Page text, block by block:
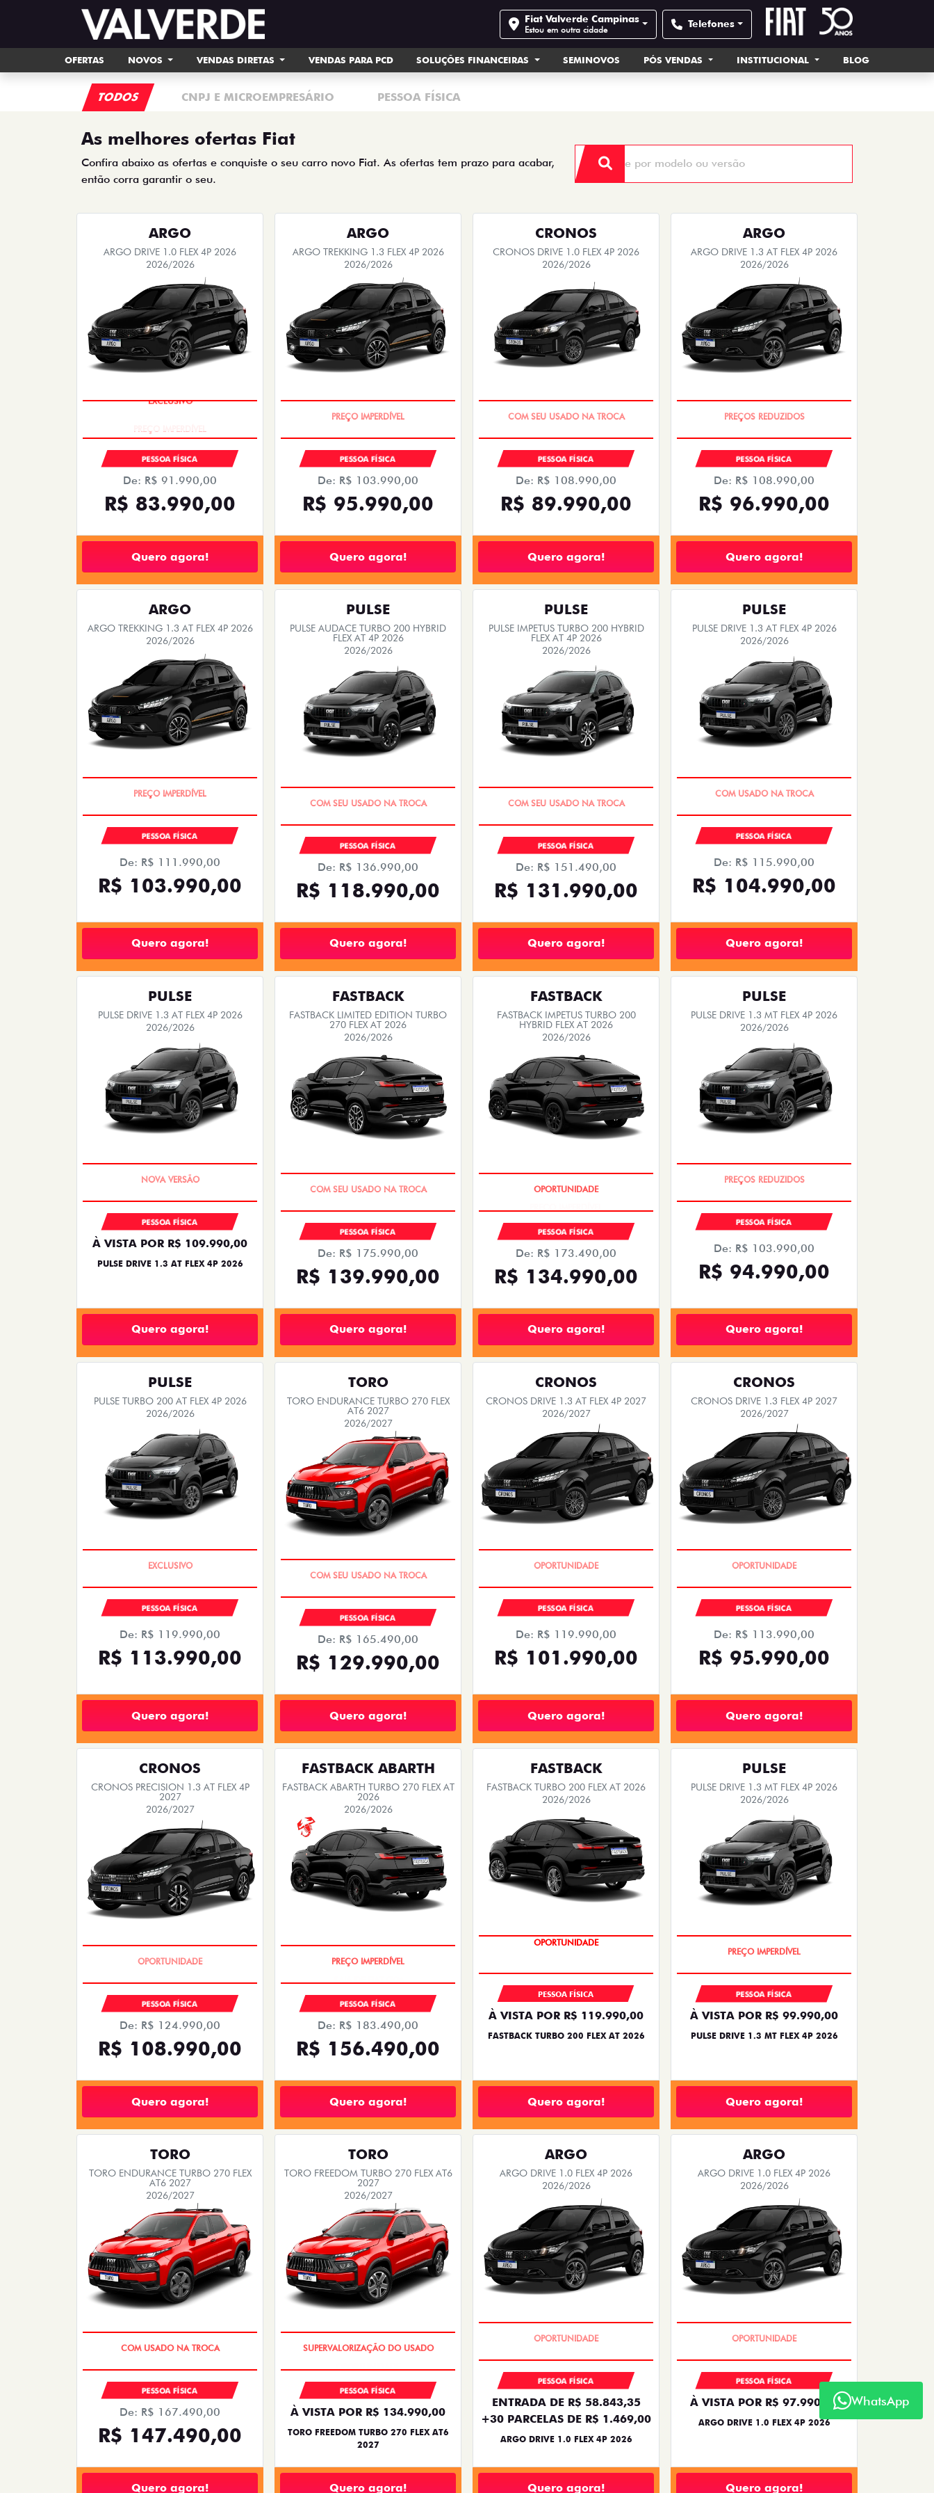
Fiat Valverde Campinas
Estou em outra cidade Telefones
OFERTAS NOVOS VENDAS DIRETAS VENDAS PARA PCD SOLUÇÕES FINANCEIRAS SEMINOVOS PÓS VENDAS INSTITUCIONAL BLOG
TODOS CNPJ E MICROEMPRESÁRIO PESSOA FÍSICA
As melhores ofertas Fiat
Confira abaixo as ofertas e conquiste o seu carro novo Fiat. As ofertas tem prazo para acabar,
então corra garantir o seu.
ARGO
ARGO DRIVE 1.0 FLEX 4P 2026
2026/2026
EXCLUSIVO
PESSOA FÍSICA
De: R$ 91.990,00
R$ 83.990,00
Quero agora!
ARGO
ARGO TREKKING 1.3 FLEX 4P 2026
2026/2026
PESSOA FÍSICA
De: R$ 103.990,00
R$ 95.990,00
Quero agora!
CRONOS
CRONOS DRIVE 1.0 FLEX 4P 2026
2026/2026
PESSOA FÍSICA
De: R$ 108.990,00
R$ 89.990,00
Quero agora!
ARGO
ARGO DRIVE 1.3 AT FLEX 4P 2026
2026/2026
PESSOA FÍSICA
De: R$ 108.990,00
R$ 96.990,00
Quero agora!
ARGO
ARGO TREKKING 1.3 AT FLEX 4P 2026
2026/2026
PESSOA FÍSICA
De: R$ 111.990,00
R$ 103.990,00
Quero agora!
PULSE
PULSE AUDACE TURBO 200 HYBRID
FLEX AT 4P 2026
2026/2026
PESSOA FÍSICA
De: R$ 136.990,00
R$ 118.990,00
Quero agora!
PULSE
PULSE IMPETUS TURBO 200 HYBRID
FLEX AT 4P 2026
2026/2026
PESSOA FÍSICA
De: R$ 151.490,00
R$ 131.990,00
Quero agora!
PULSE
PULSE DRIVE 1.3 AT FLEX 4P 2026
2026/2026
PESSOA FÍSICA
De: R$ 115.990,00
R$ 104.990,00
Quero agora!
PULSE
PULSE DRIVE 1.3 AT FLEX 4P 2026
2026/2026
PESSOA FÍSICA
À VISTA POR R$ 109.990,00
PULSE DRIVE 1.3 AT FLEX 4P 2026
Quero agora!
FASTBACK
FASTBACK LIMITED EDITION TURBO
270 FLEX AT 2026
2026/2026
PESSOA FÍSICA
De: R$ 175.990,00
R$ 139.990,00
Quero agora!
FASTBACK
FASTBACK IMPETUS TURBO 200
HYBRID FLEX AT 2026
2026/2026
PESSOA FÍSICA
De: R$ 173.490,00
R$ 134.990,00
Quero agora!
PULSE
PULSE DRIVE 1.3 MT FLEX 4P 2026
2026/2026
PESSOA FÍSICA
De: R$ 103.990,00
R$ 94.990,00
Quero agora!
PULSE
PULSE TURBO 200 AT FLEX 4P 2026
2026/2026
PESSOA FÍSICA
De: R$ 119.990,00
R$ 113.990,00
Quero agora!
TORO
TORO ENDURANCE TURBO 270 FLEX
AT6 2027
2026/2027
PESSOA FÍSICA
De: R$ 165.490,00
R$ 129.990,00
Quero agora!
CRONOS
CRONOS DRIVE 1.3 AT FLEX 4P 2027
2026/2027
PESSOA FÍSICA
De: R$ 119.990,00
R$ 101.990,00
Quero agora!
CRONOS
CRONOS DRIVE 1.3 FLEX 4P 2027
2026/2027
PESSOA FÍSICA
De: R$ 113.990,00
R$ 95.990,00
Quero agora!
CRONOS
CRONOS PRECISION 1.3 AT FLEX 4P
2027
2026/2027
PESSOA FÍSICA
De: R$ 124.990,00
R$ 108.990,00
Quero agora!
FASTBACK ABARTH
FASTBACK ABARTH TURBO 270 FLEX AT
2026
2026/2026
PESSOA FÍSICA
De: R$ 183.490,00
R$ 156.490,00
Quero agora!
FASTBACK
FASTBACK TURBO 200 FLEX AT 2026
2026/2026
OPORTUNIDADE
PESSOA FÍSICA
À VISTA POR R$ 119.990,00
FASTBACK TURBO 200 FLEX AT 2026
Quero agora!
PULSE
PULSE DRIVE 1.3 MT FLEX 4P 2026
2026/2026
PESSOA FÍSICA
À VISTA POR R$ 99.990,00
PULSE DRIVE 1.3 MT FLEX 4P 2026
Quero agora!
TORO
TORO ENDURANCE TURBO 270 FLEX
AT6 2027
2026/2027
PESSOA FÍSICA
De: R$ 167.490,00
R$ 147.490,00
Quero agora!
TORO
TORO FREEDOM TURBO 270 FLEX AT6
2027
2026/2027
PESSOA FÍSICA
À VISTA POR R$ 134.990,00
TORO FREEDOM TURBO 270 FLEX AT6
2027
Quero agora!
ARGO
ARGO DRIVE 1.0 FLEX 4P 2026
2026/2026
PESSOA FÍSICA
ENTRADA DE R$ 58.843,35
+30 PARCELAS DE R$ 1.469,00
ARGO DRIVE 1.0 FLEX 4P 2026
Quero agora!
ARGO
ARGO DRIVE 1.0 FLEX 4P 2026
2026/2026
PESSOA FÍSICA
À VISTA POR R$ 97.990,00
ARGO DRIVE 1.0 FLEX 4P 2026
Quero agora!
WhatsApp